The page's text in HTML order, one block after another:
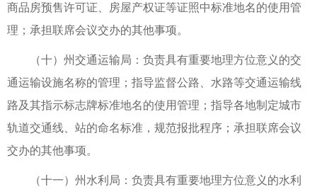
商品房预售许可证、房屋产权证等证照中标准地名的使用管
理；承担联席会议交办的其他事项。
（十）州交通运输局：负责具有重要地理方位意义的交
通运输设施名称的管理；指导监督公路、水路等交通运输线
路及其指示标志牌标准地名的使用管理；指导各地制定城市
轨道交通线、站的命名标准，规范报批程序；承担联席会议
交办的其他事项。
（十一）州水利局：负责具有重要地理方位意义的水利